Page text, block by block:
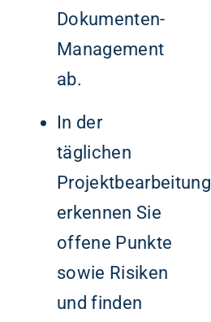
Dokumenten-
Management
ab.
In der
täglichen
Projektbearbeitung
erkennen Sie
offene Punkte
sowie Risiken
und finden